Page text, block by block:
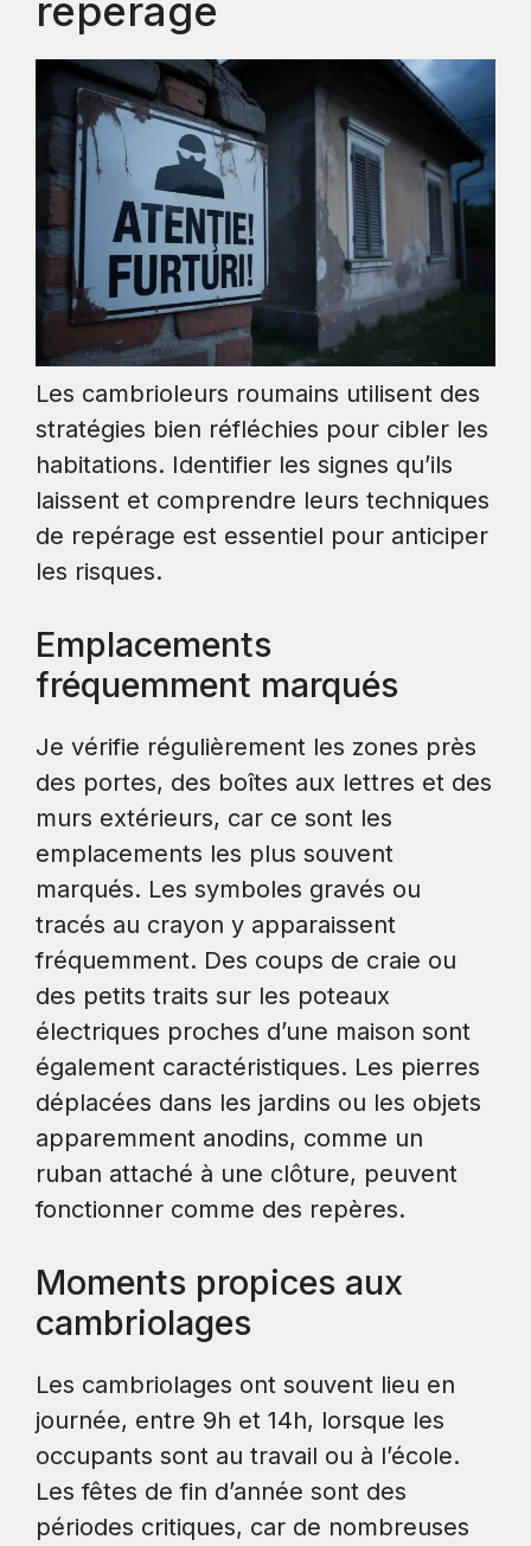
repérage
Les cambrioleurs roumains utilisent des
stratégies bien réfléchies pour cibler les
habitations. Identifier les signes qu’ils
laissent et comprendre leurs techniques
de repérage est essentiel pour anticiper
les risques.
Emplacements
fréquemment marqués
Je vérifie régulièrement les zones près
des portes, des boîtes aux lettres et des
murs extérieurs, car ce sont les
emplacements les plus souvent
marqués. Les symboles gravés ou
tracés au crayon y apparaissent
fréquemment. Des coups de craie ou
des petits traits sur les poteaux
électriques proches d’une maison sont
également caractéristiques. Les pierres
déplacées dans les jardins ou les objets
apparemment anodins, comme un
ruban attaché à une clôture, peuvent
fonctionner comme des repères.
Moments propices aux
cambriolages
Les cambriolages ont souvent lieu en
journée, entre 9h et 14h, lorsque les
occupants sont au travail ou à l’école.
Les fêtes de fin d’année sont des
périodes critiques, car de nombreuses